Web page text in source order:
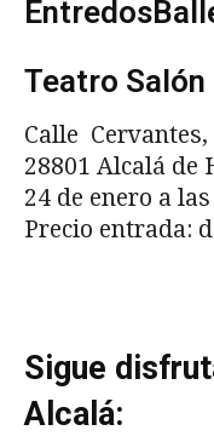
Teatro
Calle Cervantes,
28801 Alcalá de
24 de enero a
Precio entrada:
Sigue
Alcalá: